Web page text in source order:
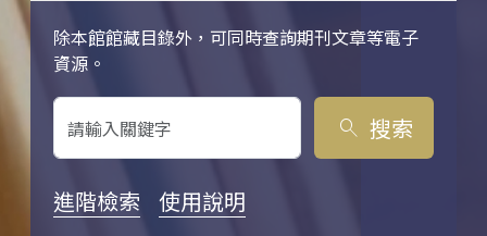
除本館館藏目錄外，可同時查詢期刊文章等電子
資源。
關鍵字搜尋
search 搜索
進階檢索 使用說明